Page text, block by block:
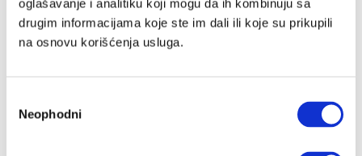
oglašavanje i analitiku koji mogu da ih kombinuju sa
drugim informacijama koje ste im dali ili koje su prikupili
na osnovu korišćenja usluga.
сагласности
Neophodni